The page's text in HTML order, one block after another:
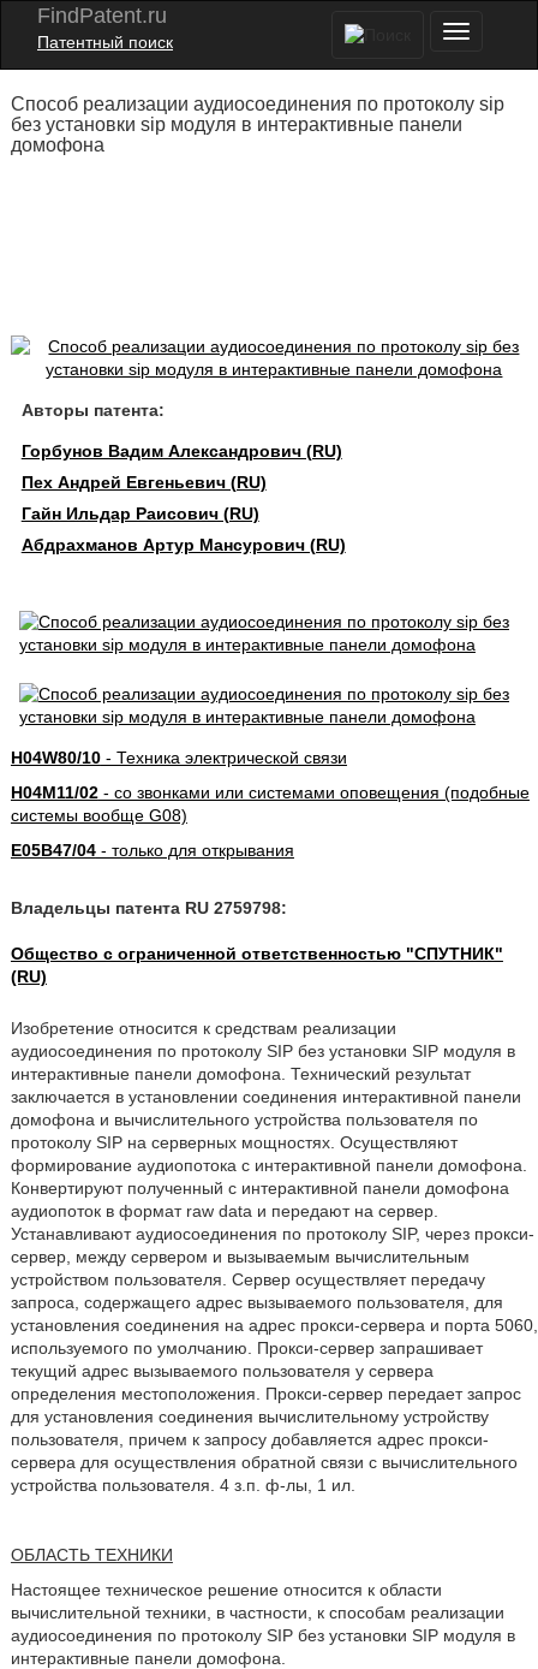
FindPatent.ru
Патентный поиск
Способ реализации аудиосоединения по протоколу sip
без установки sip модуля в интерактивные панели
домофона
Авторы патента:
Горбунов Вадим Александрович (RU)
Пех Андрей Евгеньевич (RU)
Гайн Ильдар Раисович (RU)
Абдрахманов Артур Мансурович (RU)
H04W80/10- Техника электрической связи
H04M11/02- со звонками или системами оповещения (подобные
системы вообще G08)
E05B47/04- только для открывания
Владельцы патента RU 2759798:
Общество с ограниченной ответственностью "СПУТНИК"
(RU)
Изобретение относится к средствам реализации
аудиосоединения по протоколу SIP без установки SIP модуля в
интерактивные панели домофона. Технический результат
заключается в установлении соединения интерактивной панели
домофона и вычислительного устройства пользователя по
протоколу SIP на серверных мощностях. Осуществляют
формирование аудиопотока с интерактивной панели домофона.
Конвертируют полученный с интерактивной панели домофона
аудиопоток в формат raw data и передают на сервер.
Устанавливают аудиосоединения по протоколу SIP, через прокси-
сервер, между сервером и вызываемым вычислительным
устройством пользователя. Сервер осуществляет передачу
запроса, содержащего адрес вызываемого пользователя, для
установления соединения на адрес прокси-сервера и порта 5060,
используемого по умолчанию. Прокси-сервер запрашивает
текущий адрес вызываемого пользователя у сервера
определения местоположения. Прокси-сервер передает запрос
для установления соединения вычислительному устройству
пользователя, причем к запросу добавляется адрес прокси-
сервера для осуществления обратной связи с вычислительного
устройства пользователя. 4 з.п. ф-лы, 1 ил.
ОБЛАСТЬ ТЕХНИКИ
Настоящее техническое решение относится к области
вычислительной техники, в частности, к способам реализации
аудиосоединения по протоколу SIP без установки SIP модуля в
интерактивные панели домофона.